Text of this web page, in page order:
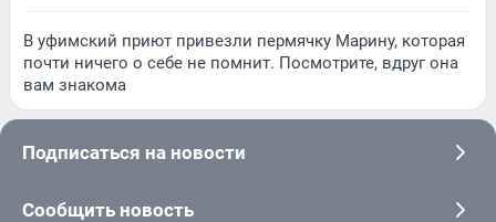
В уфимский приют привезли пермячку Марину, которая
почти ничего о себе не помнит. Посмотрите, вдруг она
вам знакома
Подписаться на новости
Сообщить новость